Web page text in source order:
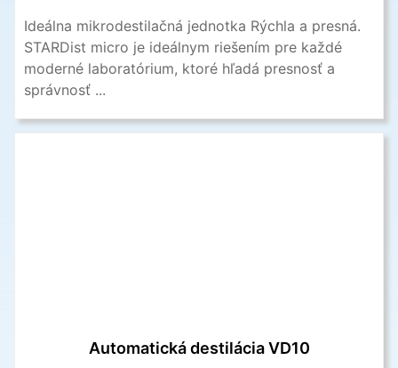
Ideálna mikrodestilačná jednotka Rýchla a presná.
STARDist micro je ideálnym riešením pre každé
moderné laboratórium, ktoré hľadá presnosť a
správnosť ...
Automatická destilácia VD10